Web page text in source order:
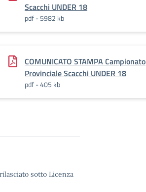
Scacchi UNDER 18
pdf - 5982 kb
COMUNICATO STAMPA Campionato
Provinciale Scacchi UNDER 18
pdf - 405 kb
sotto Licenza